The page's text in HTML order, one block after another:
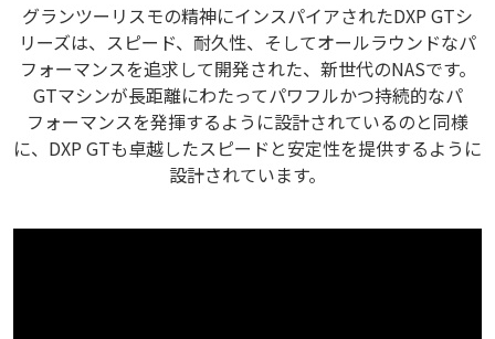
グランツーリスモの精神にインスパイアされたDXP GTシ
リーズは、スピード、耐久性、そしてオールラウンドなパ
フォーマンスを追求して開発された、新世代のNASです。
GTマシンが長距離にわたってパワフルかつ持続的なパ
フォーマンスを発揮するように設計されているのと同様
に、DXP GTも卓越したスピードと安定性を提供するように
設計されています。